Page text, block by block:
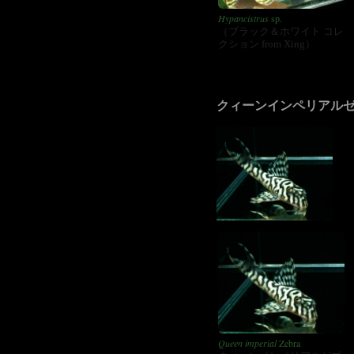
Hypancistrussp.
（ブラック＆ホワイト コレ
クション from Xing）
クィーンインペリアル
Queen imperialZebra